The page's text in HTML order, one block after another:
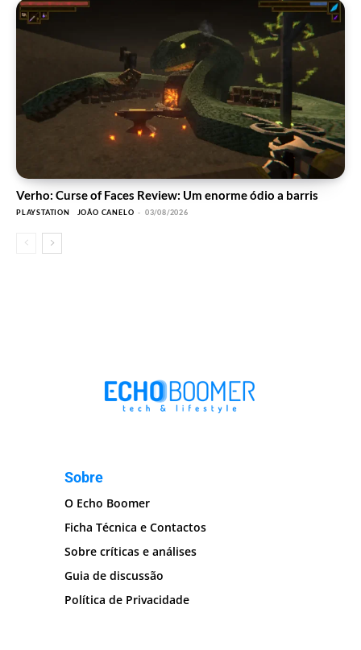
Verho: Curse of Faces Review: Um enorme ódio a barris
PLAYSTATION JOÃO CANELO - 03/08/2026
Sobre
O Echo Boomer
Ficha Técnica e Contactos
Sobre críticas e análises
Guia de discussão
Política de Privacidade